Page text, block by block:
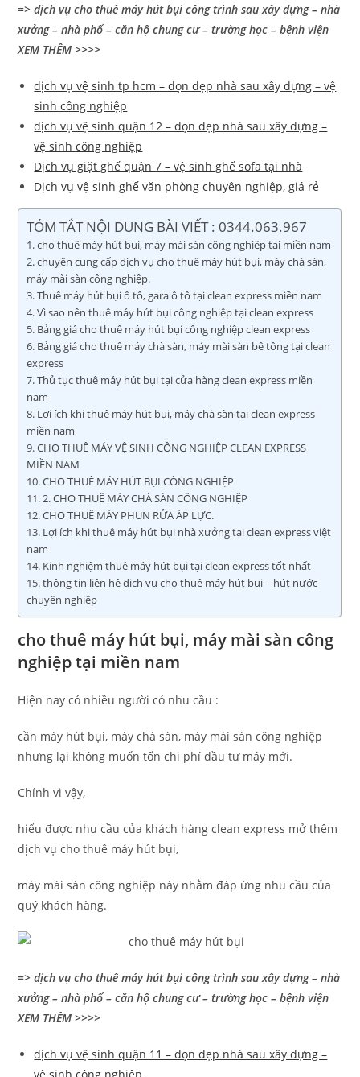
=> dịch vụ cho thuê máy hút bụi công trình sau xây dựng – nhà
xưởng – nhà phố – căn hộ chung cư – trường học – bệnh viện
XEM THÊM >>>>
dịch vụ vệ sinh tp hcm – dọn dẹp nhà sau xây dựng – vệ
sinh công nghiệp
dịch vụ vệ sinh quận 12 – dọn dẹp nhà sau xây dựng –
vệ sinh công nghiệp
Dịch vụ giặt ghế quận 7 – vệ sinh ghế sofa tại nhà
Dịch vụ vệ sinh ghế văn phòng chuyên nghiệp, giá rẻ
TÓM TẮT NỘI DUNG BÀI VIẾT : 0344.063.967
cho thuê máy hút bụi, máy mài sàn công nghiệp tại miền nam
chuyên cung cấp dịch vụ cho thuê máy hút bụi, máy chà sàn,
máy mài sàn công nghiệp.
Thuê máy hút bụi ô tô, gara ô tô tại clean express miền nam
Vì sao nên thuê máy hút bụi công nghiệp tại clean express
Bảng giá cho thuê máy hút bụi công nghiệp clean express
Bảng giá cho thuê máy chà sàn, máy mài sàn bê tông tại clean
express
Thủ tục thuê máy hút bụi tại cửa hàng clean express miền
nam
Lợi ích khi thuê máy hút bụi, máy chà sàn tại clean express
miền nam
CHO THUÊ MÁY VỆ SINH CÔNG NGHIỆP CLEAN EXPRESS
MIỀN NAM
CHO THUÊ MÁY HÚT BỤI CÔNG NGHIỆP
2. CHO THUÊ MÁY CHÀ SÀN CÔNG NGHIỆP
CHO THUÊ MÁY PHUN RỬA ÁP LỰC.
Lợi ích khi thuê máy hút bụi nhà xưởng tại clean express việt
nam
Kinh nghiệm thuê máy hút bụi tại clean express tốt nhất
thông tin liên hệ dịch vụ cho thuê máy hút bụi – hút nước
chuyên nghiệp
cho thuê máy hút bụi, máy mài sàn công
nghiệp tại miền nam
Hiện nay có nhiều người có nhu cầu :
cần máy hút bụi, máy chà sàn, máy mài sàn công nghiệp
nhưng lại không muốn tốn chi phí đầu tư máy mới.
Chính vì vậy,
hiểu được nhu cầu của khách hàng clean express mở thêm
dịch vụ cho thuê máy hút bụi,
máy mài sàn công nghiệp này nhằm đáp ứng nhu cầu của
quý khách hàng.
=> dịch vụ cho thuê máy hút bụi công trình sau xây dựng – nhà
xưởng – nhà phố – căn hộ chung cư – trường học – bệnh viện
XEM THÊM >>>>
dịch vụ vệ sinh quận 11 – dọn dẹp nhà sau xây dựng –